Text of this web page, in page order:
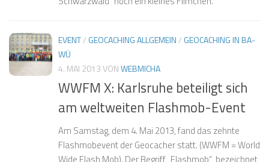
EVENT/ GEOCACHING ALLGEMEIN/ GEOCACHING IN BA-
WÜ
4. MAI 2013VONWEBMICHA
WWFM X: Karlsruhe beteiligt sich
am weltweiten Flashmob-Event
Am Samstag, dem 4. Mai 2013, fand das zehnte
Flashmobevent der Geocacher statt. (WWFM = World